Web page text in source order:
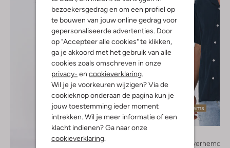
bezoekersgedrag en om een profiel op
te bouwen van jouw online gedrag voor
gepersonaliseerde advertenties. Door
op "Accepteer alle cookies" te klikken,
ga je akkoord met het gebruik van alle
cookies zoals omschreven in onze
privacy- en cookieverklaring.
Wil je je voorkeuren wijzigen? Via de
cookieknop onderaan de pagina kun je
jouw toestemming ieder moment
intrekken. Wil je meer informatie of een
klacht indienen? Ga naar onze
cookieverklaring.
Laatste items
-60%
Casual overhemd